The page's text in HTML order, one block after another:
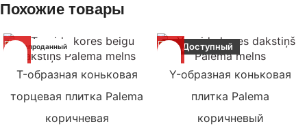
Похожие товары
Распроданный
T-образная коньковая
торцевая плитка Palema
коричневая
Доступный
Y-образная коньковая
плитка Palema
коричневый